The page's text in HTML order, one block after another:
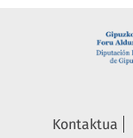
Kontaktua